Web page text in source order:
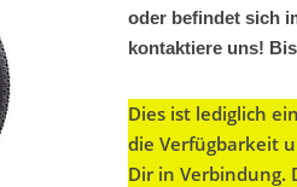
oder befindet sich
kontaktiere uns!
Dies ist lediglich
die Verfügbarkeit
Dir in Verbindung.